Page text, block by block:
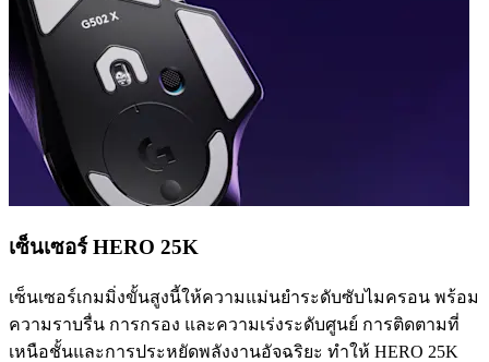
เซ็นเซอร์ HERO 25K
เซ็นเซอร์เกมมิ่งขั้นสูงนี้ให้ความแม่นยำระดับซับไมครอน พร้อม
ความราบรื่น การกรอง และความเร่งระดับศูนย์ การติดตามที่
เหนือชั้นและการประหยัดพลังงานอัจฉริยะ ทำให้ HERO 25K